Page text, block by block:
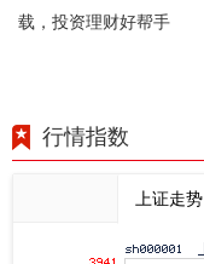
载，投资理财好帮手
行情指数
上证走势